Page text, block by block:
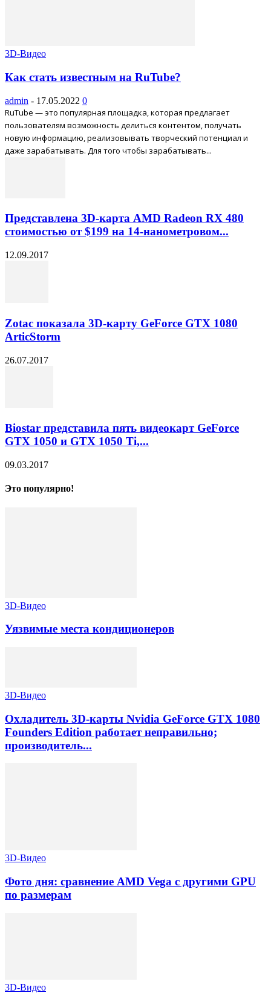
3D-Видео
Как стать известным на RuTube?
admin - 17.05.2022 0
RuTube — это популярная площадка, которая предлагает
пользователям возможность делиться контентом, получать
новую информацию, реализовывать творческий потенциал и
даже зарабатывать. Для того чтобы зарабатывать...
Представлена 3D-карта AMD Radeon RX 480
стоимостью от $199 на 14-нанометровом...
12.09.2017
Zotac показала 3D-карту GeForce GTX 1080
ArticStorm
26.07.2017
Biostar представила пять видеокарт GeForce
GTX 1050 и GTX 1050 Ti,...
09.03.2017
Это популярно!
3D-Видео
Уязвимые места кондиционеров
3D-Видео
Охладитель 3D-карты Nvidia GeForce GTX 1080
Founders Edition работает неправильно;
производитель...
3D-Видео
Фото дня: сравнение AMD Vega с другими GPU
по размерам
3D-Видео